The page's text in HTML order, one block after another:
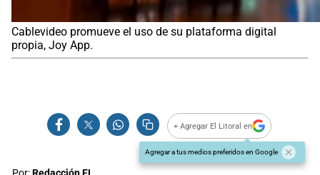
Cablevideo promueve el uso de su plataforma digital
propia, Joy App.
+ Agregar El Litoral en
Agregar a tus medios preferidos en Google